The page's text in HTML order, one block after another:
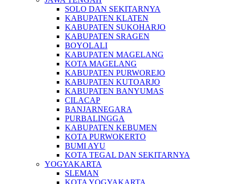
SOLO DAN SEKITARNYA
KABUPATEN KLATEN
KABUPATEN SUKOHARJO
KABUPATEN SRAGEN
BOYOLALI
KABUPATEN MAGELANG
KOTA MAGELANG
KABUPATEN PURWOREJO
KABUPATEN KUTOARJO
KABUPATEN BANYUMAS
CILACAP
BANJARNEGARA
PURBALINGGA
KABUPATEN KEBUMEN
KOTA PURWOKERTO
BUMI AYU
KOTA TEGAL DAN SEKITARNYA
YOGYAKARTA
SLEMAN
KOTA YOGYAKARTA